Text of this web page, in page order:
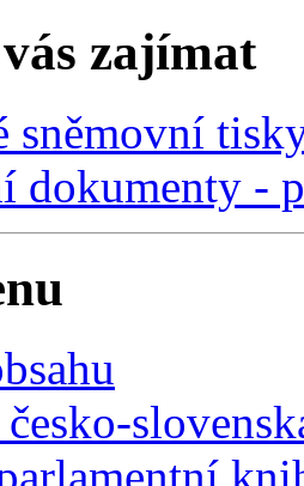
zajímat
sněmovní
dokumenty -